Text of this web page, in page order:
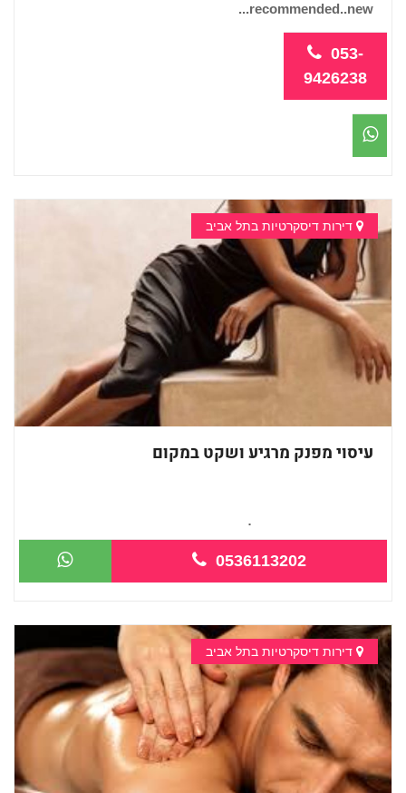
recommended..new...
053-
9426238
דירות דיסקרטיות בתל אביב
עיסוי מפנק מרגיע ושקט במקום
מעסה צעירה מטפלת מקצוענית...
0536113202
דירות דיסקרטיות בתל אביב